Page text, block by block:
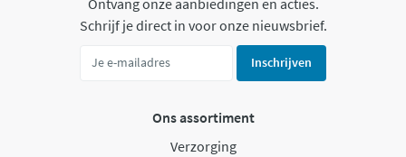
Ontvang onze aanbiedingen en acties.
Schrijf je direct in voor onze nieuwsbrief.
Inschrijven
Ons assortiment
Verzorging